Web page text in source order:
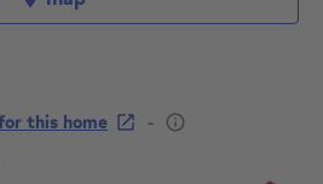
this home
-